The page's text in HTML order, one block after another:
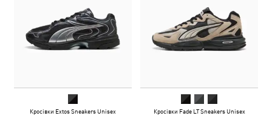
Кросівки Extos Sneakers Unisex Кросівки Fade LT Sneakers Unisex